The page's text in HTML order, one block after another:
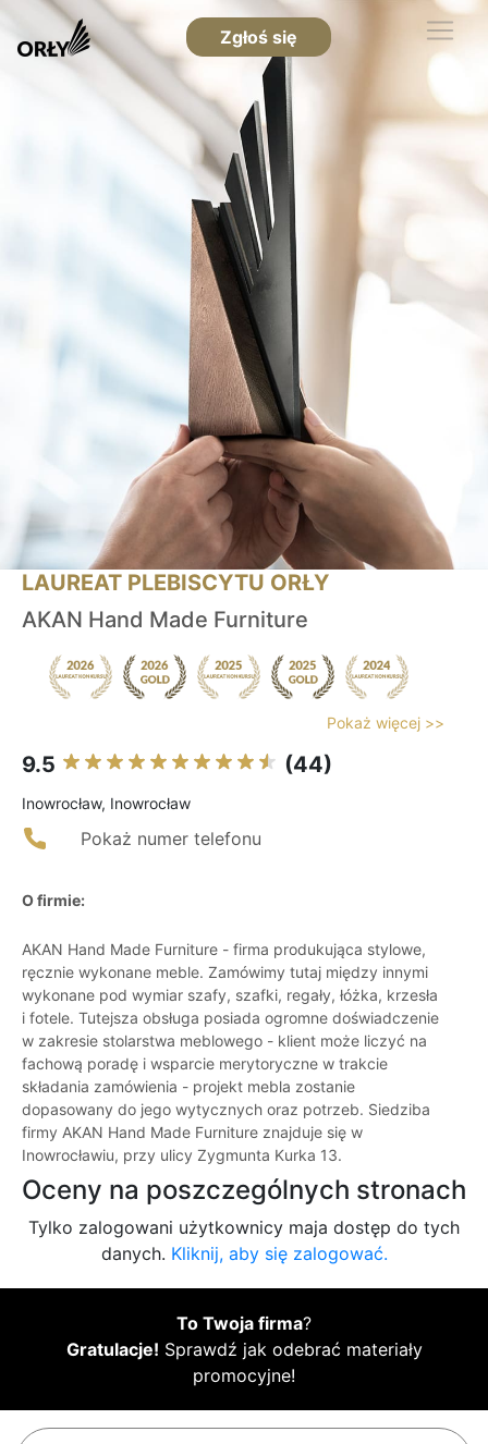
Zgłoś się
LAUREAT PLEBISCYTU ORŁY
AKAN Hand Made Furniture
Pokaż więcej >>
9.5 (44)
Inowrocław, Inowrocław
Pokaż numer telefonu
O firmie:
AKAN Hand Made Furniture - firma produkująca stylowe,
ręcznie wykonane meble. Zamówimy tutaj między innymi
wykonane pod wymiar szafy, szafki, regały, łóżka, krzesła
i fotele. Tutejsza obsługa posiada ogromne doświadczenie
w zakresie stolarstwa meblowego - klient może liczyć na
fachową poradę i wsparcie merytoryczne w trakcie
składania zamówienia - projekt mebla zostanie
dopasowany do jego wytycznych oraz potrzeb. Siedziba
firmy AKAN Hand Made Furniture znajduje się w
Inowrocławiu, przy ulicy Zygmunta Kurka 13.
Oceny na poszczególnych stronach
Tylko zalogowani użytkownicy maja dostęp do tych
danych. Kliknij, aby się zalogować.
To Twoja firma?
Gratulacje! Sprawdź jak odebrać materiały
promocyjne!